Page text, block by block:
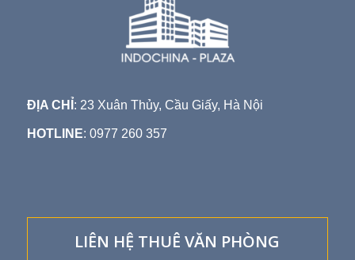
ĐỊA CHỈ : 23 Xuân Thủy, Cầu Giấy, Hà Nội
HOTLINE: 0977 260 357
LIÊN HỆ THUÊ VĂN PHÒNG